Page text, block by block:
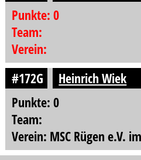
Punkte: 0
Team:
Verein:
#172G
Heinrich Wiek
Punkte: 0
Team:
Verein: MSC Rügen e.V.